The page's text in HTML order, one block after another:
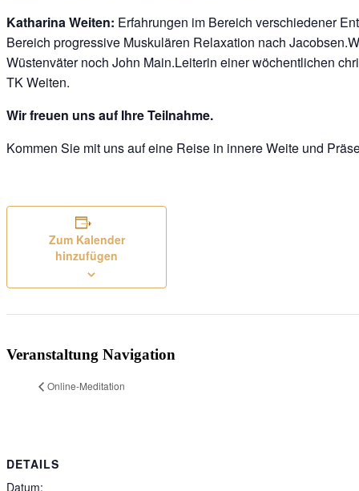
Katharina Weiten: Erfahrungen im Bereich verschiedener
Bereich progressive Muskulären Relaxation nach
Wüstenväter noch John Main.Leiterin einer wöchentlichen
TK Weiten.
Wir freuen uns auf Ihre Teilnahme.
Kommen Sie mit uns auf eine Reise in innere Weite und
Zum Kalender
hinzufügen
Veranstaltung Navigation
Online-Meditation
DETAILS
Datum: